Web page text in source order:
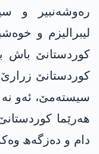
رەوشەنبیر و
لیبرالیزم و
کوردستانێ باش
کوردستانێ زرارێ
سیستەمێ، ئەو نە
ھەرێما
دام و دەزگەھ